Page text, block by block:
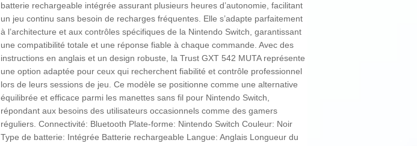
batterie rechargeable intégrée assurant plusieurs heures d’autonomie, facilitant
un jeu continu sans besoin de recharges fréquentes. Elle s’adapte parfaitement
à l’architecture et aux contrôles spécifiques de la Nintendo Switch, garantissant
une compatibilité totale et une réponse fiable à chaque commande. Avec des
instructions en anglais et un design robuste, la Trust GXT 542 MUTA représente
une option adaptée pour ceux qui recherchent fiabilité et contrôle professionnel
lors de leurs sessions de jeu. Ce modèle se positionne comme une alternative
équilibrée et efficace parmi les manettes sans fil pour Nintendo Switch,
répondant aux besoins des utilisateurs occasionnels comme des gamers
réguliers. Connectivité: Bluetooth Plate-forme: Nintendo Switch Couleur: Noir
Type de batterie: Intégrée Batterie rechargeable Langue: Anglais Longueur du